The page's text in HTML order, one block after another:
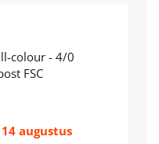
colour - 4/0
FSC
augustus